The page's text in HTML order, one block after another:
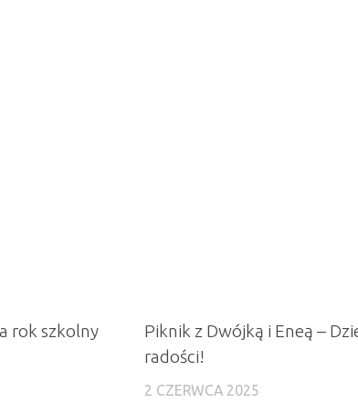
rok szkolny
Piknik z Dwójką i Eneą –
radości!
2 CZERWCA 2025